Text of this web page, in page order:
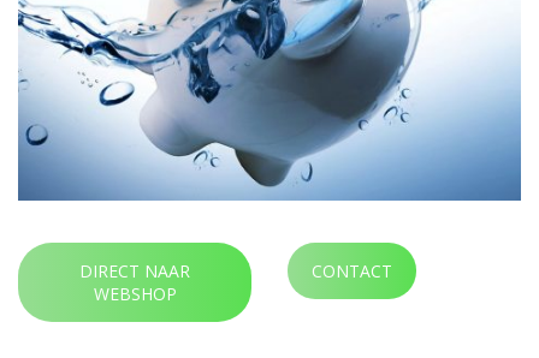
DIRECT NAAR
WEBSHOP
CONTACT